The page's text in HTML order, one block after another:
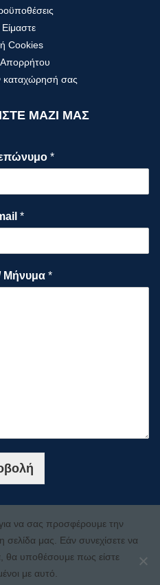
Είμαστε
Cookies
Απορρήτου
καταχώρησή σας
ΜΑΖΙ ΜΑΣ
*
*
Μήνυμα *
| Designed by ValueUp | Any
να σας προσφέρουμε την
σελίδα μας. Εάν συνεχίσετε να
θα υποθέσουμε πως είστε
με αυτό.